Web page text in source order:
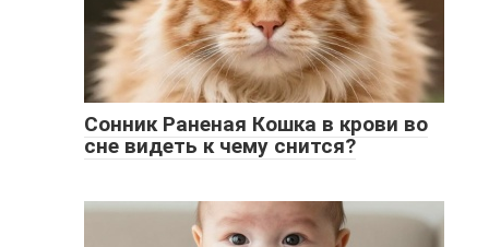
Сонник Раненая Кошка в крови во
сне видеть к чему снится?